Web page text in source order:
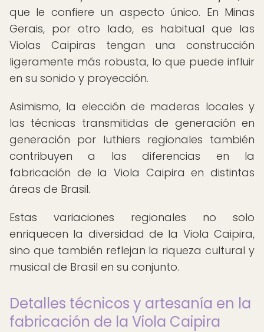
que le confiere un aspecto único. En Minas
Gerais, por otro lado, es habitual que las
Violas Caipiras tengan una construcción
ligeramente más robusta, lo que puede influir
en su sonido y proyección.
Asimismo, la elección de maderas locales y
las técnicas transmitidas de generación en
generación por luthiers regionales también
contribuyen a las diferencias en la
fabricación de la Viola Caipira en distintas
áreas de Brasil.
Estas variaciones regionales no solo
enriquecen la diversidad de la Viola Caipira,
sino que también reflejan la riqueza cultural y
musical de Brasil en su conjunto.
Detalles técnicos y artesanía en la
fabricación de la Viola Caipira